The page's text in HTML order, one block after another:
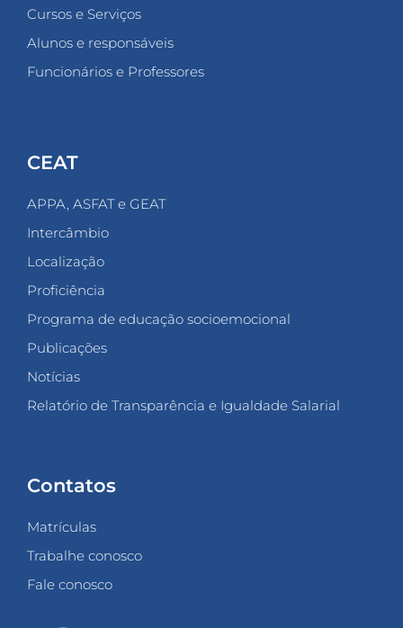
Cursos e Serviços
Alunos e responsáveis
Funcionários e Professores
CEAT
APPA, ASFAT e GEAT
Intercâmbio
Localização
Proficiência
Programa de educação socioemocional
Publicações
Notícias
Relatório de Transparência e Igualdade Salarial
Contatos
Matrículas
Trabalhe conosco
Fale conosco